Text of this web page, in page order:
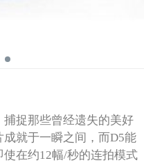
捉那些曾经遗失的美好
就于一瞬之间，而D5能
在约12幅/秒的连拍模式